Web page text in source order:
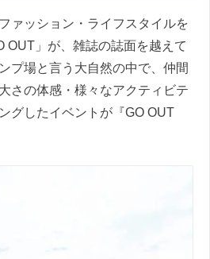
ァッション・ライフスタイルを
OUT」が、雑誌の誌面を越えて
プ場と言う大自然の中で、仲間
さの体感・様々なアクティビテ
グしたイベントが『GO OUT